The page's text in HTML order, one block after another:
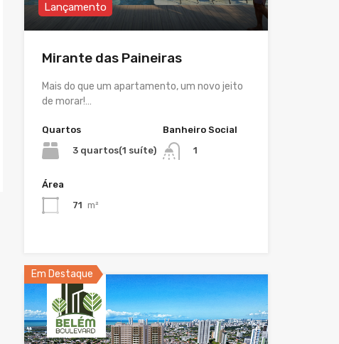
Lançamento
Mirante das Paineiras
Mais do que um apartamento, um novo jeito
de morar!…
Quartos
3 quartos(1 suíte)
Banheiro Social
1
Área
71 m²
Em Destaque